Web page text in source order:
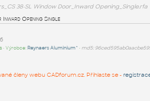
38-SL Window Door_Inward Opening_Single.rfa
Inward Opening Single
• Výrobce: Reynaers Aluminium^ • md5:
členy webu CADforum.cz. Přihlaste se -